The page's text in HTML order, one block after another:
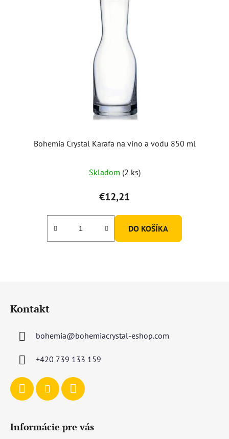
Bohemia Crystal Karafa na víno a vodu 850 ml
Skladom (2 ks)
€12,21
DO KOŠÍKA
Kontakt
bohemia@bohemiacrystal-eshop.com
+420 739 133 159
Informácie pre vás